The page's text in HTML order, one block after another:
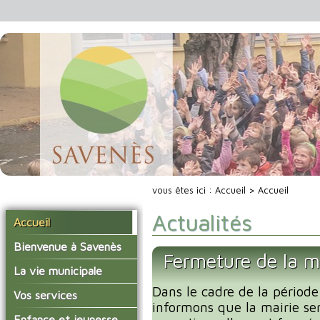
Accueil
Bienvenue à Savenès
Situer Savenès
Savenès en chiffre
L'histoire du village
La vie municipale
Vos élus
Les compte-rendus du
Vos services
La mairie
vous êtes ici : Accueil > Accueil
Actualités
Fermeture de la
Dans le cadre de la
informons que la mairie